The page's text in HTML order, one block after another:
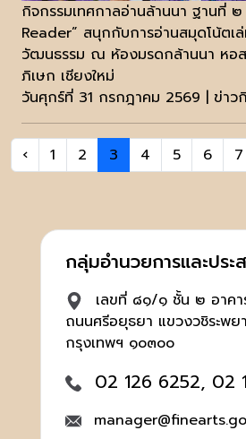
กิจกรรมเทศกาลอ่านล้านนา ฐานที่
Reader” สนุกกับการอ่านสมุดโน้ตเ
วัฒนธรรม ณ ห้องมรดกล้านนา หอ
ภิเษก เชียงใหม่
วันศุกร์ที่ 31 กรกฎาคม 2569 | ข่าว
‹ 1 2 3 4 5 6 7
กลุ่มอำนวยการและประ
เลขที่ ๘๑/๑ ชั้น ๒ อาคา
ถนนศรีอยุธยา แขวงวชิระพย
กรุงเทพฯ ๑๐๓๐๐
02 126 6252, 02